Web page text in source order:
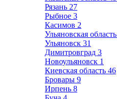
Рязань 27
Рыбное 3
Касимов 2
Ульяновская область
Ульяновск 31
Димитровград 3
Новоульяновск 1
Киевская область 46
Бровары 9
Ирпень 8